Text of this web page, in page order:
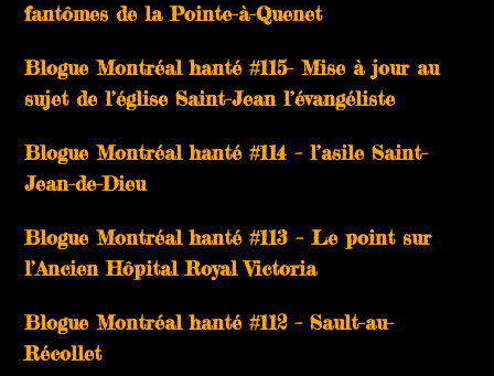
fantômes de la Pointe-à-Quenet
Blogue Montréal hanté #115- Mise à jour au
sujet de l’église Saint-Jean l’évangéliste
Blogue Montréal hanté #114 – l’asile Saint-
Jean-de-Dieu
Blogue Montréal hanté #113 – Le point sur
l’Ancien Hôpital Royal Victoria
Blogue Montréal hanté #112 – Sault-au-
Récollet